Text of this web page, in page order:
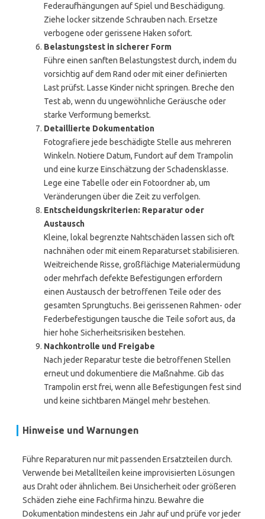
Federaufhängungen auf Spiel und Beschädigung.
Ziehe locker sitzende Schrauben nach. Ersetze
verbogene oder gerissene Haken sofort.
Belastungstest in sicherer Form
Führe einen sanften Belastungstest durch, indem du
vorsichtig auf dem Rand oder mit einer definierten
Last prüfst. Lasse Kinder nicht springen. Breche den
Test ab, wenn du ungewöhnliche Geräusche oder
starke Verformung bemerkst.
Detaillierte Dokumentation
Fotografiere jede beschädigte Stelle aus mehreren
Winkeln. Notiere Datum, Fundort auf dem Trampolin
und eine kurze Einschätzung der Schadensklasse.
Lege eine Tabelle oder ein Fotoordner ab, um
Veränderungen über die Zeit zu verfolgen.
Entscheidungskriterien: Reparatur oder
Austausch
Kleine, lokal begrenzte Nahtschäden lassen sich oft
nachnähen oder mit einem Reparaturset stabilisieren.
Weitreichende Risse, großflächige Materialermüdung
oder mehrfach defekte Befestigungen erfordern
einen Austausch der betroffenen Teile oder des
gesamten Sprungtuchs. Bei gerissenen Rahmen- oder
Federbefestigungen tausche die Teile sofort aus, da
hier hohe Sicherheitsrisiken bestehen.
Nachkontrolle und Freigabe
Nach jeder Reparatur teste die betroffenen Stellen
erneut und dokumentiere die Maßnahme. Gib das
Trampolin erst frei, wenn alle Befestigungen fest sind
und keine sichtbaren Mängel mehr bestehen.
Hinweise und Warnungen
Führe Reparaturen nur mit passenden Ersatzteilen durch.
Verwende bei Metallteilen keine improvisierten Lösungen
aus Draht oder ähnlichem. Bei Unsicherheit oder größeren
Schäden ziehe eine Fachfirma hinzu. Bewahre die
Dokumentation mindestens ein Jahr auf und prüfe vor jeder